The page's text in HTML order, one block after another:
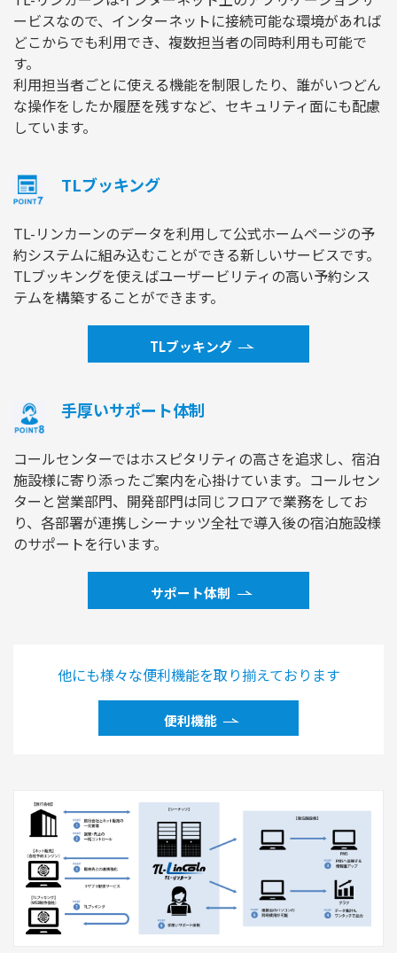
ービスなので、インターネットに接続可能な環境があれば
どこからでも利用でき、複数担当者の同時利用も可能で
す。
利用担当者ごとに使える機能を制限したり、誰がいつどん
な操作をしたか履歴を残すなど、セキュリティ面にも配慮
しています。
TLブッキング
TL-リンカーンのデータを利用して公式ホームページの予
約システムに組み込むことができる新しいサービスです。
TLブッキングを使えばユーザービリティの高い予約シス
テムを構築することができます。
TLブッキング
手厚いサポート体制
コールセンターではホスピタリティの高さを追求し、宿泊
施設様に寄り添ったご案内を心掛けています。コールセン
ターと営業部門、開発部門は同じフロアで業務をしてお
り、各部署が連携しシーナッツ全社で導入後の宿泊施設様
のサポートを行います。
サポート体制
他にも様々な便利機能を取り揃えております
便利機能